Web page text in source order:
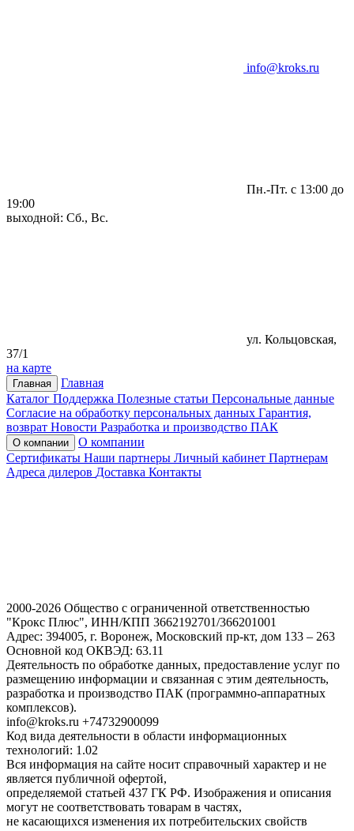
info@kroks.ru
Пн.-Пт. с 13:00 до
19:00
выходной: Сб., Вс.
ул. Кольцовская,
37/1
на карте
Главная
Главная
Каталог Поддержка Полезные статьи Персональные данные
Согласие на обработку персональных данных Гарантия,
возврат Новости Разработка и производство ПАК
О компании
О компании
Сертификаты Наши партнеры Личный кабинет Партнерам
Адреса дилеров Доставка Контакты
2000-2026 Общество с ограниченной ответственностью
"Крокс Плюс", ИНН/КПП 3662192701/366201001
Адрес: 394005, г. Воронеж, Московский пр-кт, дом 133 – 263
Основной код ОКВЭД: 63.11
Деятельность по обработке данных, предоставление услуг по
размещению информации и связанная с этим деятельность,
разработка и производство ПАК (программно-аппаратных
комплексов).
info@kroks.ru +74732900099
Код вида деятельности в области информационных
технологий: 1.02
Вся информация на сайте носит справочный характер и не
является публичной офертой,
определяемой статьей 437 ГК РФ. Изображения и описания
могут не соответствовать товарам в частях,
не касающихся изменения их потребительских свойств